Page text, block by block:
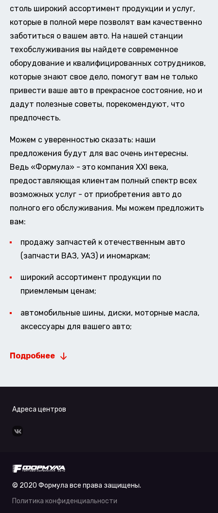
столь широкий ассортимент продукции и услуг,
которые в полной мере позволят вам качественно
заботиться о вашем авто. На нашей станции
техобслуживания вы найдете современное
оборудование и квалифицированных сотрудников,
которые знают свое дело, помогут вам не только
привести ваше авто в прекрасное состояние, но и
дадут полезные советы, порекомендуют, что
предпочесть.
Можем с уверенностью сказать: наши
предложения будут для вас очень интересны.
Ведь «Формула» - это компания XXI века,
предоставляющая клиентам полный спектр всех
возможных услуг - от приобретения авто до
полного его обслуживания. Мы можем предложить
вам:
продажу запчастей к отечественным авто
(запчасти ВАЗ, УАЗ) и иномаркам;
широкий ассортимент продукции по
приемлемым ценам;
автомобильные шины, диски, моторные масла,
аксессуары для вашего авто;
Подробнее
Адреса центров
© 2020 Формула все права защищены.
Политика конфиденциальности